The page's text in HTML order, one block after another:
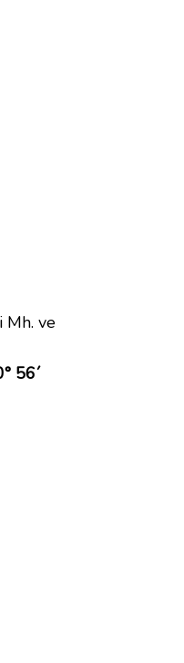
Mh. ve
56´